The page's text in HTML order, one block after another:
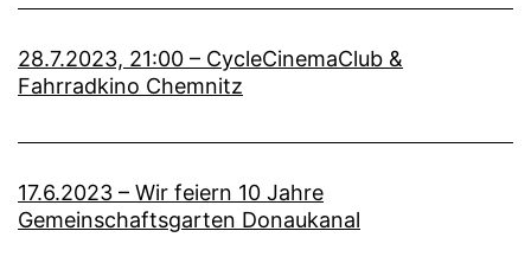
28.7.2023, 21:00 – CycleCinemaClub &
Fahrradkino Chemnitz
17.6.2023 – Wir feiern 10 Jahre
Gemeinschaftsgarten Donaukanal